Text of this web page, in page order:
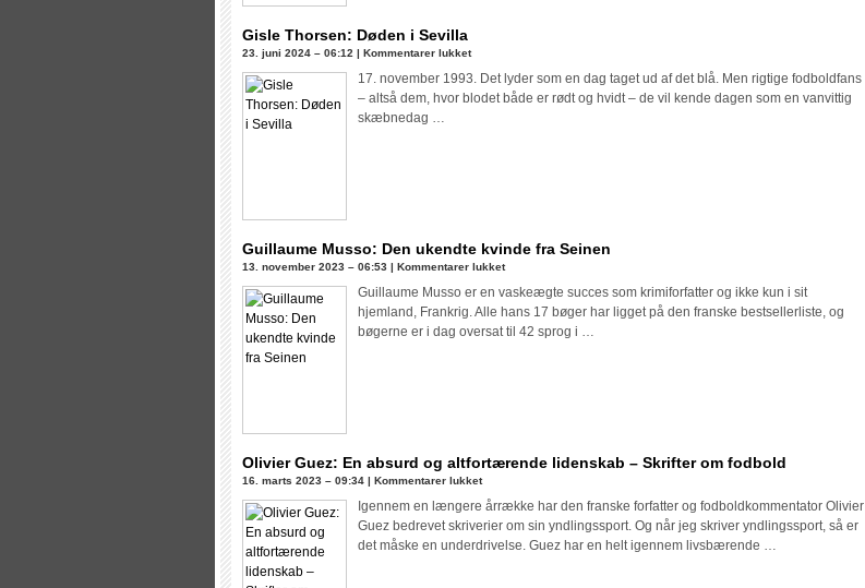
Gisle Thorsen: Døden i Sevilla
23. juni 2024 – 06:12 | Kommentarer lukkettil
Gisle
Thorsen:
17. november 1993. Det lyder som en dag taget ud af det blå. Men rigtige fodboldfans
– altså dem, hvor blodet både er rødt og hvidt – de vil kende dagen som en vanvittig
skæbnedag …
Guillaume Musso: Den ukendte kvinde fra Seinen
13. november 2023 – 06:53 | Kommentarer lukkettil
Guillaume
Musso:
Den
Guillaume Musso er en vaskeægte succes som krimiforfatter og ikke kun i sit
hjemland, Frankrig. Alle hans 17 bøger har ligget på den franske bestsellerliste, og
bøgerne er i dag oversat til 42 sprog i …
Olivier Guez: En absurd og altfortærende lidenskab – Skrifter om fodbold
16. marts 2023 – 09:34 | Kommentarer lukkettil
Olivier
Guez:
En
Igennem en længere årrække har den franske forfatter og fodboldkommentator Olivier
Guez bedrevet skriverier om sin yndlingssport. Og når jeg skriver yndlingssport, så er
det måske en underdrivelse. Guez har en helt igennem livsbærende …